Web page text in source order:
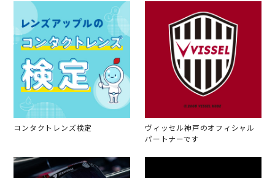
コンタクトレンズ検定
ヴィッセル神戸のオフィシャル
パートナーです